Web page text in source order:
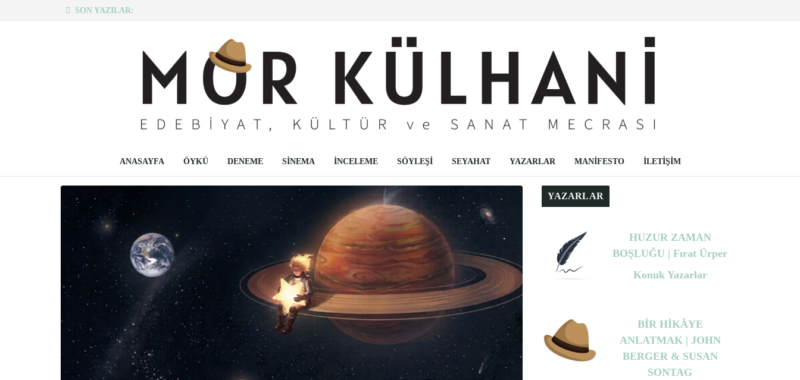
SON YAZILAR:
ANASAYFA ÖYKÜ DENEME SİNEMA İNCELEME SÖYLEŞİ SEYAHAT YAZARLAR MANİFESTO İLETİŞİM
YAZARLAR
HUZUR ZAMAN
BOŞLUĞU | Fırat Ürper
Konuk Yazarlar
BİR HİKÂYE
ANLATMAK | JOHN
BERGER & SUSAN
SONTAG